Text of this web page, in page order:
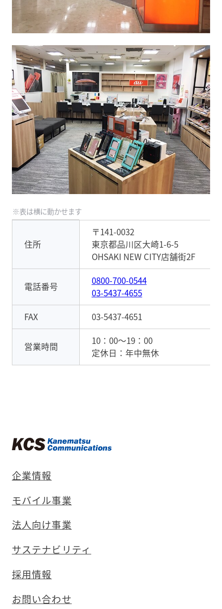
住所
〒141-0032
東京都品川区大崎1-6-5
OHSAKI NEW CITY店舗街2F
電話番号
0800-700-0544
03-5437-4655
FAX
03-5437-4651
営業時間
10：00～19：00
定休日：年中無休
企業情報
モバイル事業
法人向け事業
サステナビリティ
採用情報
お問い合わせ